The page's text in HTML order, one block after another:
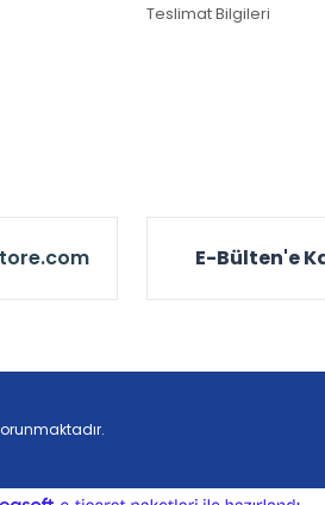
Teslimat Bilgileri
E-Bülten'e